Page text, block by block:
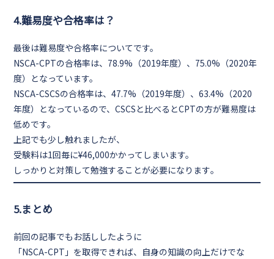
4.難易度や合格率は？
最後は難易度や合格率についてです。
NSCA-CPTの合格率は、 78.9%（2019年度）、75.0%（2020年
度） となっています。
NSCA-CSCSの合格率は、47.7%（2019年度）、63.4%（2020
年度）となっているので、CSCSと比べるとCPTの方が難易度は
低めです。
上記でも少し触れましたが、
受験料は1回毎に¥46,000かかってしまいます。
しっかりと対策して勉強することが必要になります。
5.まとめ
前回の記事でもお話ししたように
「NSCA-CPT」を取得できれば、 自身の知識の向上だけでな